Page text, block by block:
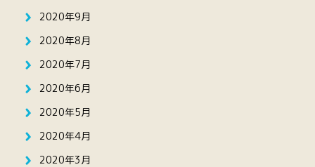
2020年9月
2020年8月
2020年7月
2020年6月
2020年5月
2020年4月
2020年3月